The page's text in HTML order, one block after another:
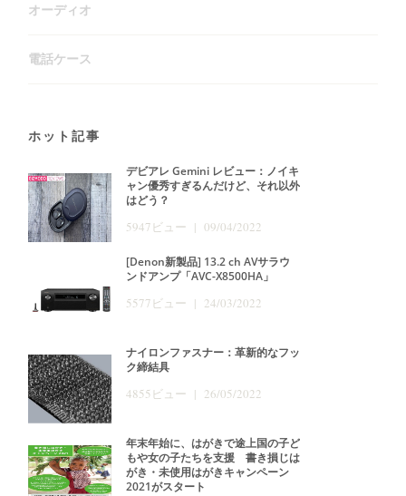
オーディオ
電話ケース
ホット記事
デビアレ Gemini レビュー：ノイキ
ャン優秀すぎるんだけど、それ以外
はどう？
5947ビュー | 09/04/2022
[Denon新製品] 13.2 ch AVサラウ
ンドアンプ「AVC-X8500HA」
5577ビュー | 24/03/2022
ナイロンファスナー：革新的なフッ
ク締結具
4855ビュー | 26/05/2022
年末年始に、はがきで途上国の子ど
もや女の子たちを支援 書き損じは
がき・未使用はがきキャンペーン
2021がスタート